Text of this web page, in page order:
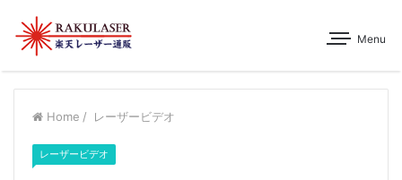
Menu
Home / レーザービデオ
レーザービデオ